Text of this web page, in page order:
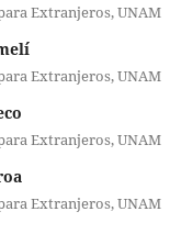
Extranjeros, UNAM
Extranjeros, UNAM
Extranjeros, UNAM
Extranjeros, UNAM